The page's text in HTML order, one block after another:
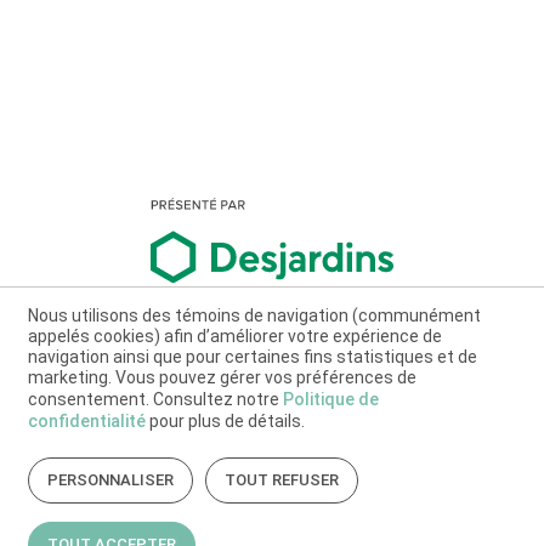
Nous utilisons des témoins de navigation (communément
appelés cookies) afin d’améliorer votre expérience de
navigation ainsi que pour certaines fins statistiques et de
marketing. Vous pouvez gérer vos préférences de
consentement. Consultez notre Politique de
confidentialitépour plus de détails.
PERSONNALISER TOUT REFUSER